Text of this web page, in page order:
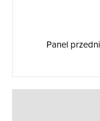
Panel